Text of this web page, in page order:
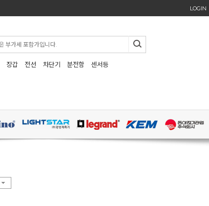
LOGIN
장갑 전선 차단기 분전함 센서등